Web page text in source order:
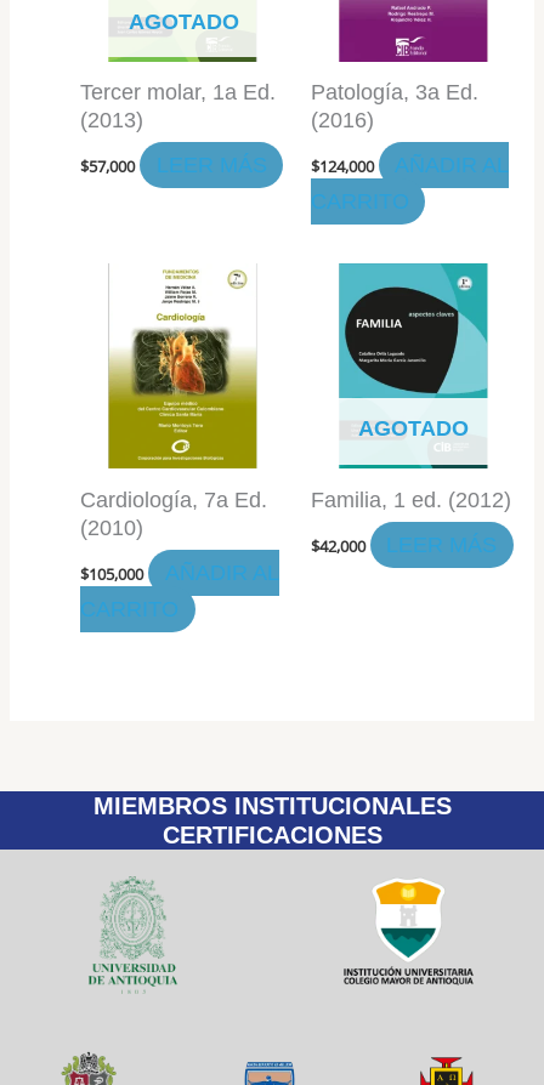
AGOTADO
Tercer molar, 1a Ed.
(2013)
$57,000 LEER MÁS
Patología, 3a Ed.
(2016)
$124,000
AÑADIR AL
CARRITO
Cardiología, 7a Ed.
(2010)
$105,000
AÑADIR AL
CARRITO
AGOTADO
Familia, 1 ed. (2012)
$42,000 LEER MÁS
MIEMBROS INSTITUCIONALES
CERTIFICACIONES